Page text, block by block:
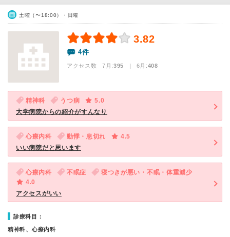
土曜（〜18:00）・日曜
3.82
4件
アクセス数 7月:395 | 6月:408
精神科 うつ病
5.0
大学病院からの紹介がすんなり
心療内科 動悸・息切れ
4.5
いい病院だと思います
心療内科 不眠症
寝つきが悪い・不眠・体重減少
4.0
アクセスがいい
診療科目：
精神科、心療内科